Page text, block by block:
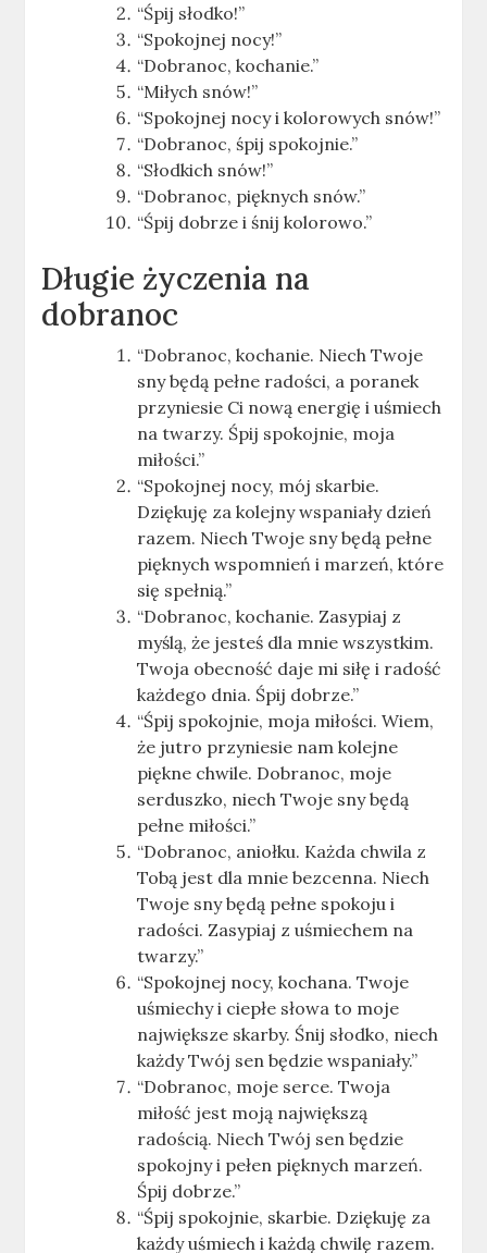
“Śpij słodko!”
“Spokojnej nocy!”
“Dobranoc, kochanie.”
“Miłych snów!”
“Spokojnej nocy i kolorowych snów!”
“Dobranoc, śpij spokojnie.”
“Słodkich snów!”
“Dobranoc, pięknych snów.”
“Śpij dobrze i śnij kolorowo.”
Długie życzenia na
dobranoc
“Dobranoc, kochanie. Niech Twoje
sny będą pełne radości, a poranek
przyniesie Ci nową energię i uśmiech
na twarzy. Śpij spokojnie, moja
miłości.”
“Spokojnej nocy, mój skarbie.
Dziękuję za kolejny wspaniały dzień
razem. Niech Twoje sny będą pełne
pięknych wspomnień i marzeń, które
się spełnią.”
“Dobranoc, kochanie. Zasypiaj z
myślą, że jesteś dla mnie wszystkim.
Twoja obecność daje mi siłę i radość
każdego dnia. Śpij dobrze.”
“Śpij spokojnie, moja miłości. Wiem,
że jutro przyniesie nam kolejne
piękne chwile. Dobranoc, moje
serduszko, niech Twoje sny będą
pełne miłości.”
“Dobranoc, aniołku. Każda chwila z
Tobą jest dla mnie bezcenna. Niech
Twoje sny będą pełne spokoju i
radości. Zasypiaj z uśmiechem na
twarzy.”
“Spokojnej nocy, kochana. Twoje
uśmiechy i ciepłe słowa to moje
największe skarby. Śnij słodko, niech
każdy Twój sen będzie wspaniały.”
“Dobranoc, moje serce. Twoja
miłość jest moją największą
radością. Niech Twój sen będzie
spokojny i pełen pięknych marzeń.
Śpij dobrze.”
“Śpij spokojnie, skarbie. Dziękuję za
każdy uśmiech i każdą chwilę razem.